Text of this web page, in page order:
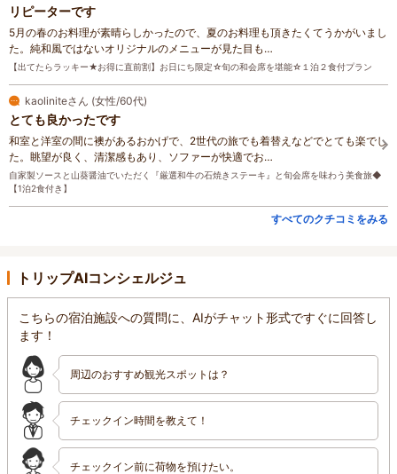
リピーターです
5月の春のお料理が素晴らしかったので、夏のお料理も頂きたくてうかがいまし
た。純和風ではないオリジナルのメニューが見た目も…
【出てたらラッキー★お得に直前割】お日にち限定☆旬の和会席を堪能☆１泊２食付プラン
kaoliniteさん (女性/60代)
とても良かったです
和室と洋室の間に襖があるおかげで、2世代の旅でも着替えなどでとても楽でし
た。眺望が良く、清潔感もあり、ソファーが快適でお…
自家製ソースと山葵醤油でいただく『厳選和牛の石焼きステーキ』と旬会席を味わう美食旅◆
【1泊2食付き】
すべてのクチコミをみる
トリップAIコンシェルジュ
こちらの宿泊施設への質問に、AIがチャット形式ですぐに回答し
ます！
周辺のおすすめ観光スポットは？
チェックイン時間を教えて！
チェックイン前に荷物を預けたい。